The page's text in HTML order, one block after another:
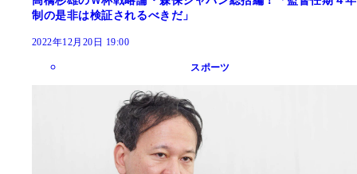
制の是非は検証されるべきだ」
2022年12月20日 19:00
スポーツ